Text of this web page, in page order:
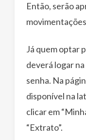
Então, serão
Já quem optar
deverá logar
senha. Na
disponível na
clicar em
“Extrato”.